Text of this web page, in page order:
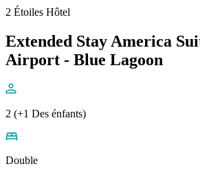
2 Étoiles Hôtel
Extended Stay America
Airport - Blue Lagoon
2 (+1 Des énfants)
Double